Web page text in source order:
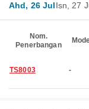
Ahd, 26 JulIsn, 27
Nom.
Penerbangan
TS8003 -